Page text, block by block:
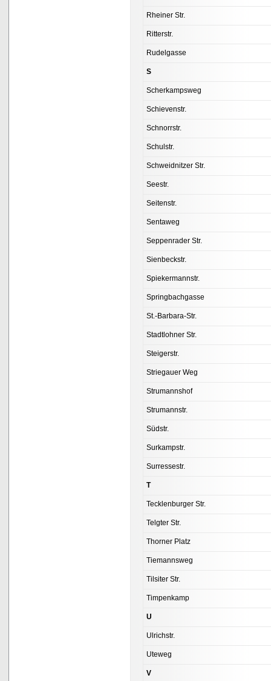
Rheiner Str.
Ritterstr.
Rudelgasse
S
Scherkampsweg
Schievenstr.
Schnorrstr.
Schulstr.
Schweidnitzer Str.
Seestr.
Seitenstr.
Sentaweg
Seppenrader Str.
Sienbeckstr.
Spiekermannstr.
Springbachgasse
St.-Barbara-Str.
Stadtlohner Str.
Steigerstr.
Striegauer Weg
Strumannshof
Strumannstr.
Südstr.
Surkampstr.
Surressestr.
T
Tecklenburger Str.
Telgter Str.
Thorner Platz
Tiemannsweg
Tilsiter Str.
Timpenkamp
U
Ulrichstr.
Uteweg
V